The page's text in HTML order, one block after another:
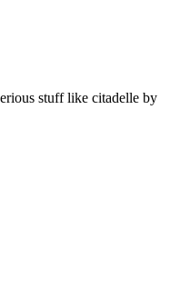
stuff like citadelle by